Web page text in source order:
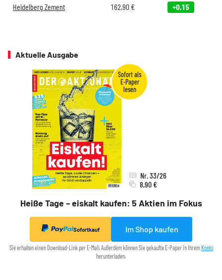
Heidelberg Zement 162,90€ +0,15
Aktuelle Ausgabe
Heiße Tage – eiskalt kaufen: 5 Aktien im Fokus
Nr. 33/26
8,90 €
Sofortkauf Im Shop kaufen
Sie erhalten einen Download-Link per E-Mail. Außerdem können Sie gekaufte E-Paper in Ihrem Konto
herunterladen.